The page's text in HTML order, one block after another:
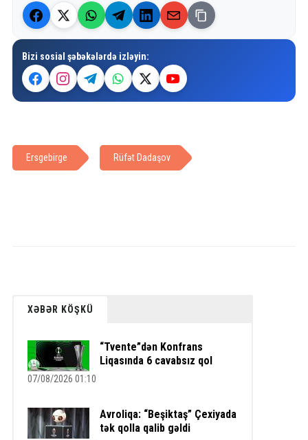
Bizi sosial şəbəkələrdə izləyin:
Ersgebirge Rüfət Dadaşov
XƏBƏR KÖŞKÜ
“Tvente”dən Konfrans
Liqasında 6 cavabsız qol
07/08/2026 01:10
Avroliqa: “Beşiktaş” Çexiyada
tək qolla qalib gəldi